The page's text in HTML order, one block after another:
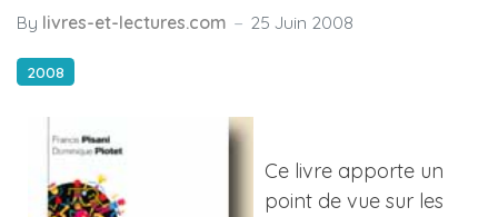
By livres-et-lectures.com 25 Juin 2008
2008
Ce livre apporte un
point de vue sur les